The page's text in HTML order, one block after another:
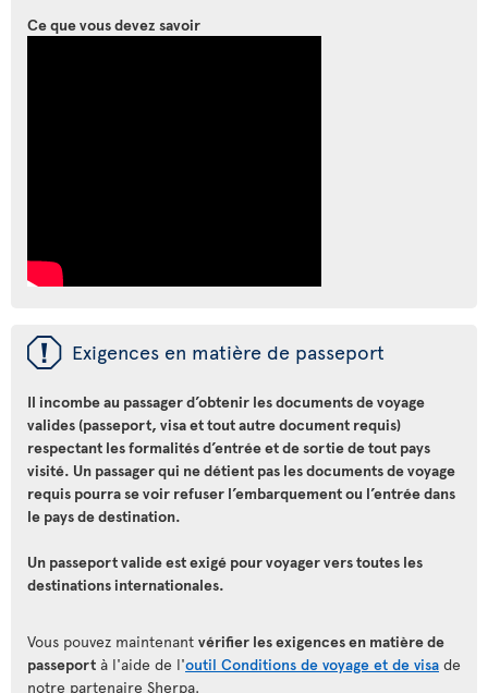
Ce que vous devez savoir
ü Exigences en matière de passeport
Il incombe au passager d’obtenir les documents de voyage
valides (passeport, visa et tout autre document requis)
respectant les formalités d’entrée et de sortie de tout pays
visité. Un passager qui ne détient pas les documents de voyage
requis pourra se voir refuser l’embarquement ou l’entrée dans
le pays de destination.
Un passeport valide est exigé pour voyager vers toutes les
destinations internationales.
Vous pouvez maintenant vérifier les exigences en matière de
passeport à l'aide de l'outil Conditions de voyage et de visa de
notre partenaire Sherpa.